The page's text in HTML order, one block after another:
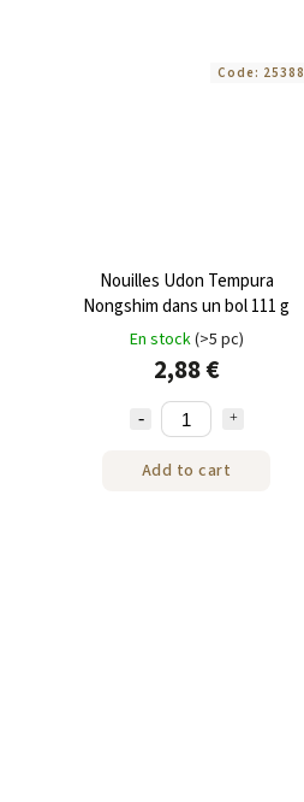
Nouilles Udon Tempura
Nongshim dans un bol 111 g
En stock(>5 pc)
2,88 €
Add to cart
Code: 25388